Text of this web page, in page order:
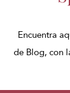
Encuentra
de Blog, con